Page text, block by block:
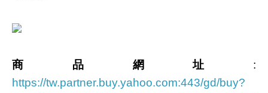
商品網址 :
https://tw.partner.buy.yahoo.com:443/gd/buy?